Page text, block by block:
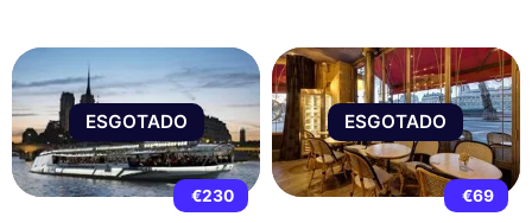
ESGOTADO
€230
ESGOTADO
€69